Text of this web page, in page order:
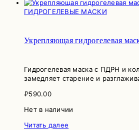
ГИДРОГЕЛЕВЫЕ МАСКИ
Укрепляющая гидрогелевая
Гидрогелевая маска с ПДРН и
замедляет старение и
₽590.00
Нет в наличии
Читать далее